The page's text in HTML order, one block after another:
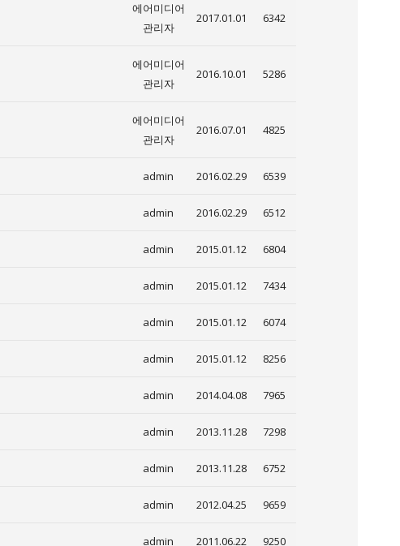
에어미디어
관리자
2017.01.01 6342
에어미디어
관리자
2016.10.01 5286
에어미디어
관리자
2016.07.01 4825
admin 2016.02.29 6539
admin 2016.02.29 6512
admin 2015.01.12 6804
admin 2015.01.12 7434
admin 2015.01.12 6074
admin 2015.01.12 8256
admin 2014.04.08 7965
admin 2013.11.28 7298
admin 2013.11.28 6752
admin 2012.04.25 9659
admin 2011.06.22 9250